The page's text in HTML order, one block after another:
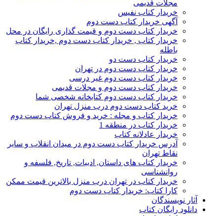
مجلات قدیمی
خریدار کتاب نفیس
آگهی خریدار کتاب دست دوم
خریدار کتاب دست دوم و قیمت گذاری رایگان در محل
خریدار کتاب , خریدار کتاب دست دوم ,خریدار کتاب
باطله
خریدار کتاب دست دو
خریدار کتاب دست دوم در تهران
خریدار کتاب دست دوم غیر درسی
خریدار کتاب دست دوم و مجلات قدیمی
خریدار کتاب دست دوم کتابخانه شخصی شما
خرید کتاب دست دوم درب منزل تهران
خریدار کتاب و مجله : خرید و فروش کتاب دست دوم
خریدار کتاب در منطقه 1
خریدار عادلانه کتاب
آدرس خریدار کتاب دست دوم در میدان انقلاب و سایر
نقاط تهران
خریدار کتاب های داستان, ادبیات, تاریخ, فلسفه و
روانشناسی
خریدار کتاب در تهران درب منزل بالاترین قیمت ممکن
کارا کتاب: خریدار کتاب دست دوم
آثار نویسندگان
دانلود رایگان کتاب